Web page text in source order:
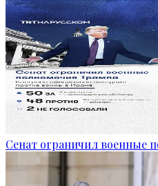
Сенат ограничил военные